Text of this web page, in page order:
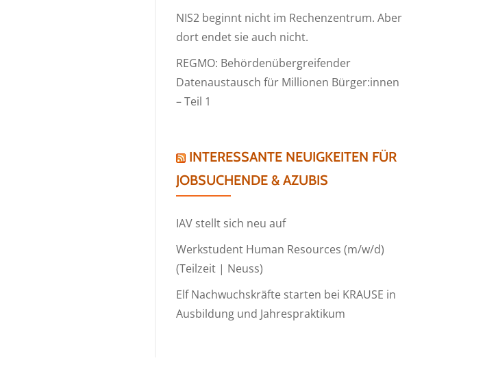
NIS2 beginnt nicht im Rechenzentrum. Aber
dort endet sie auch nicht.
REGMO: Behördenübergreifender
Datenaustausch für Millionen Bürger:innen
– Teil 1
INTERESSANTE NEUIGKEITEN FÜR
JOBSUCHENDE & AZUBIS
IAV stellt sich neu auf
Werkstudent Human Resources (m/w/d)
(Teilzeit | Neuss)
Elf Nachwuchskräfte starten bei KRAUSE in
Ausbildung und Jahrespraktikum